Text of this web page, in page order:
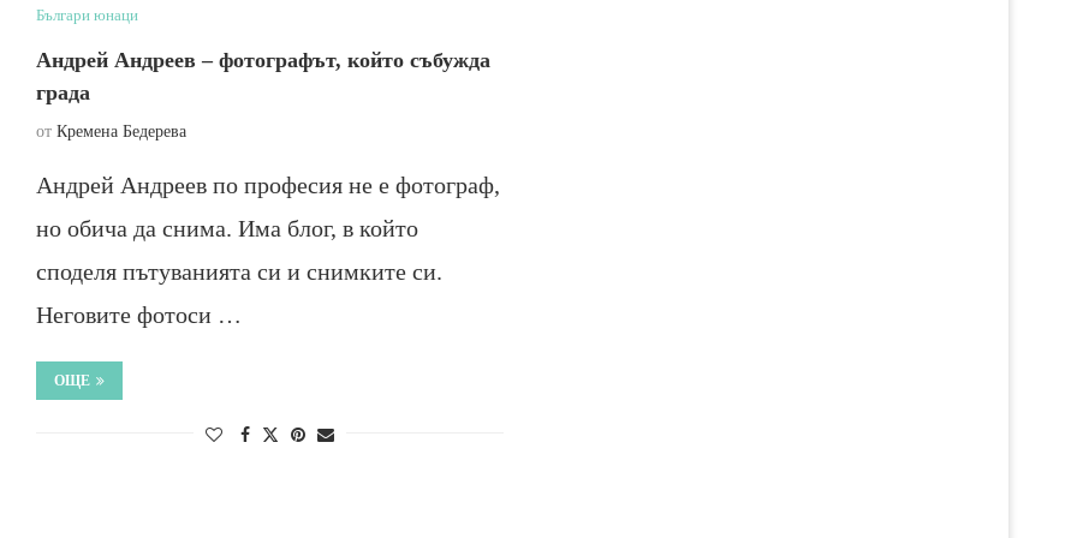
Българи юнаци
Андрей Андреев – фотографът, който събужда
града
от Кремена Бедерева
Андрей Андреев по професия не е фотограф,
но обича да снима. Има блог, в който
споделя пътуванията си и снимките си.
Неговите фотоси …
ОЩЕ